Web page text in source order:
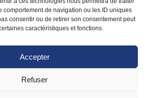
comportement de navigation ou les ID uniques
consentir ou de retirer son consentement peut
caractéristiques et fonctions.
Accepter
Refuser